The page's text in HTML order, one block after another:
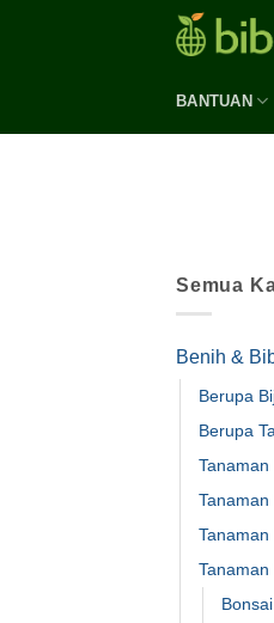
BANTUAN
Semua
Benih &
Berupa
Berupa
Tanaman
Tanaman
Tanaman
Tanaman
Bonsai